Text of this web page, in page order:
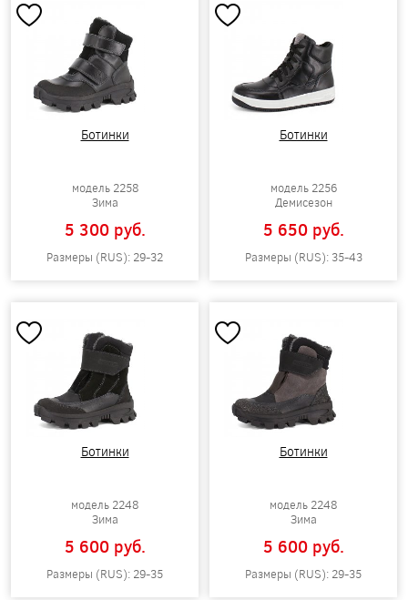
Ботинки
модель 2258
Зима
5 300 pуб.
Размеры (RUS): 29-32
Ботинки
модель 2256
Демисезон
5 650 pуб.
Размеры (RUS): 35-43
Ботинки
модель 2248
Зима
5 600 pуб.
Размеры (RUS): 29-35
Ботинки
модель 2248
Зима
5 600 pуб.
Размеры (RUS): 29-35